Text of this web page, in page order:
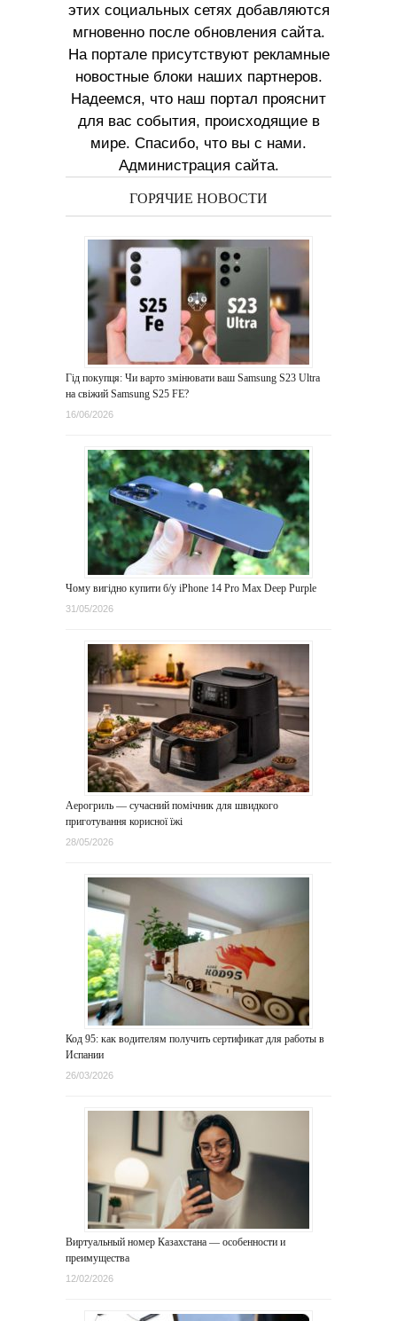
этих социальных сетях добавляются
мгновенно после обновления сайта.
На портале присутствуют рекламные
новостные блоки наших партнеров.
Надеемся, что наш портал прояснит
для вас события, происходящие в
мире. Спасибо, что вы с нами.
Администрация сайта.
ГОРЯЧИЕ НОВОСТИ
Гід покупця: Чи варто змінювати ваш Samsung S23 Ultra
на свіжий Samsung S25 FE?
16/06/2026
Чому вигідно купити б/у iPhone 14 Pro Max Deep Purple
31/05/2026
Аерогриль — сучасний помічник для швидкого
приготування корисної їжі
28/05/2026
Код 95: как водителям получить сертификат для работы в
Испании
26/03/2026
Виртуальный номер Казахстана — особенности и
преимущества
12/02/2026